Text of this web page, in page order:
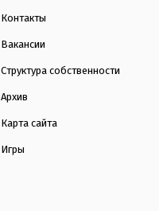
Контакты
Вакансии
Структура собственности
Архив
Карта сайта
Игры